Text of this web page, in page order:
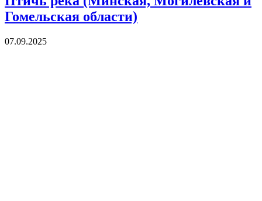
Гомельская области)
07.09.2025